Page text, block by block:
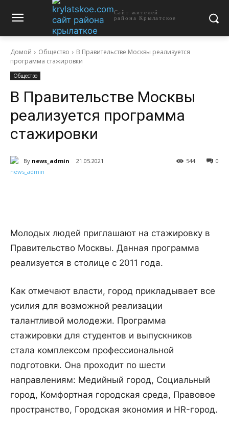
Сайт жителей
района Крылатское
Домой Общество
В Правительстве Москвы реализуется
программа стажировки
Общество
В Правительстве Москвы
реализуется программа
стажировки
By news_admin 21.05.2021 0
544
Молодых людей приглашают на стажировку в
Правительство Москвы. Данная программа
реализуется в столице с 2011 года.
Как отмечают власти, город прикладывает все
усилия для возможной реализации
талантливой молодежи. Программа
стажировки для студентов и выпускников
стала комплексом профессиональной
подготовки. Она проходит по шести
направлениям: Медийный город, Социальный
город, Комфортная городская среда, Правовое
пространство, Городская экономия и HR-город.